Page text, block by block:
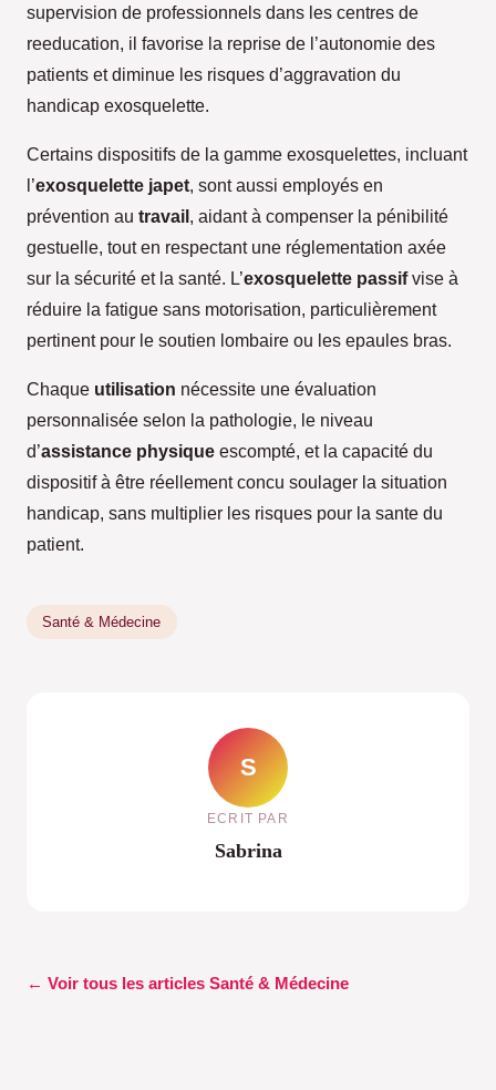
supervision de professionnels dans les centres de
reeducation, il favorise la reprise de l’autonomie des
patients et diminue les risques d’aggravation du
handicap exosquelette.
Certains dispositifs de la gamme exosquelettes, incluant
l’exosquelette japet, sont aussi employés en
prévention au travail , aidant à compenser la pénibilité
gestuelle, tout en respectant une réglementation axée
sur la sécurité et la santé. L’exosquelette passifvise à
réduire la fatigue sans motorisation, particulièrement
pertinent pour le soutien lombaire ou les epaules bras.
Chaque utilisation nécessite une évaluation
personnalisée selon la pathologie, le niveau
d’assistance physique escompté, et la capacité du
dispositif à être réellement concu soulager la situation
handicap, sans multiplier les risques pour la sante du
patient.
Santé & Médecine
S
ECRIT PAR
Sabrina
← Voir tous les articles Santé & Médecine